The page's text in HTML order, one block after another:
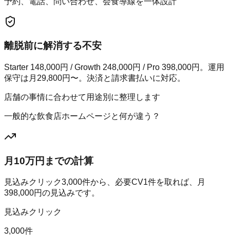
離脱前に解消する不安
Starter 148,000円 / Growth 248,000円 / Pro 398,000円。運用
保守は月29,800円〜。決済と請求書払いに対応。
店舗の事情に合わせて用途別に整理します
一般的な飲食店ホームページと何が違う？
月10万円までの計算
見込みクリック3,000件から、必要CV1件を取れば、月
398,000円の見込みです。
見込みクリック
3,000件